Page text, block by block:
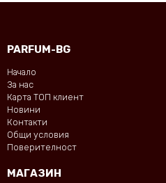
PARFUM-BG
Начало
За нас
Карта ТОП клиент
Новини
Контакти
Общи условия
Поверителност
МАГАЗИН